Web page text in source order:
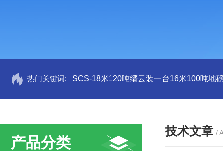
热门关键词: SCS-18米120吨缙云装一台16米100吨地
产品分类
技术文章 /